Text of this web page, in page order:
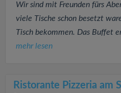
Wir sind mit Freunden fürs
viele Tische schon besetzt
Tisch bekommen. Das Buffet
mehr lesen
Ristorante Pizzeria am